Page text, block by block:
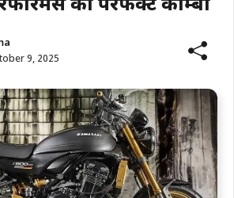
का परफेक्ट कॉम्बो
9, 2025